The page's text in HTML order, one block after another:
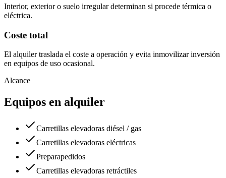
Interior, exterior o suelo irregular determinan si procede térmica o
eléctrica.
Coste total
El alquiler traslada el coste a operación y evita inmovilizar inversión
en equipos de uso ocasional.
Alcance
Equipos en alquiler
Carretillas elevadoras diésel / gas
Carretillas elevadoras eléctricas
Preparapedidos
Carretillas elevadoras retráctiles